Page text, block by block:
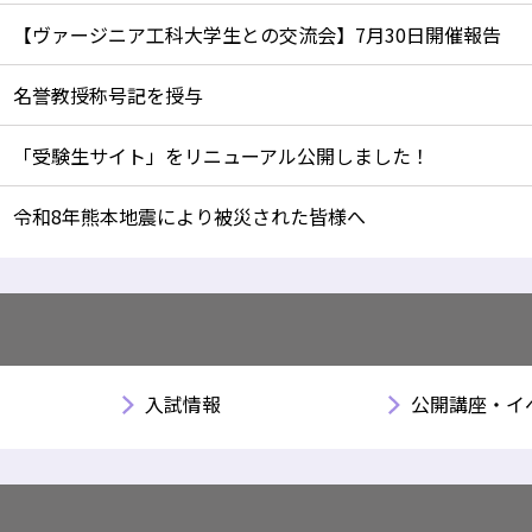
【ヴァージニア工科大学生との交流会】7月30日開催報告
名誉教授称号記を授与
「受験生サイト」をリニューアル公開しました！
令和8年熊本地震により被災された皆様へ
入試情報 公開講座・イ